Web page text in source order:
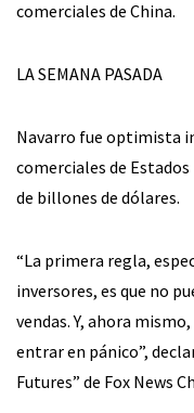
comerciales de China.
LA SEMANA PASADA
Navarro fue optimista
comerciales de
de billones de dólares.
“La primera regla,
inversores, es que no
vendas. Y, ahora
entrar en pánico”,
Futures” de Fox News